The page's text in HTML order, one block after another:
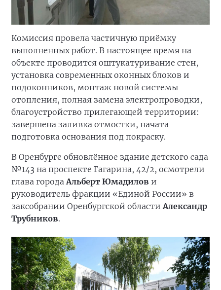
Комиссия провела частичную приёмку
выполненных работ. В настоящее время на
объекте проводится оштукатуривание стен,
установка современных оконных блоков и
подоконников, монтаж новой системы
отопления, полная замена электропроводки,
благоустройство прилегающей территории:
завершена заливка отмостки, начата
подготовка основания под покраску.
В Оренбурге обновлённое здание детского сада
№143 на проспекте Гагарина, 42/2, осмотрели
глава города Альберт Юмадилов и
руководитель фракции «Единой России» в
заксобрании Оренбургской области Александр
Трубников.